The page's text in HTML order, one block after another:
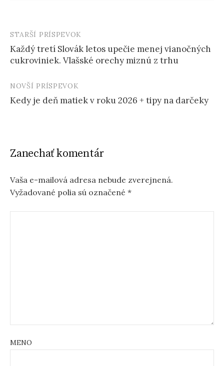
Post
navigation
STARŠÍ PRÍSPEVOK
Každý tretí Slovák letos upečie menej vianočných
cukroviniek. Vlašské orechy miznú z trhu
NOVŠÍ PRÍSPEVOK
Kedy je deň matiek v roku 2026 + tipy na darčeky
Zanechať komentár
Vaša e-mailová adresa nebude zverejnená.
Vyžadované polia sú označené *
MENO